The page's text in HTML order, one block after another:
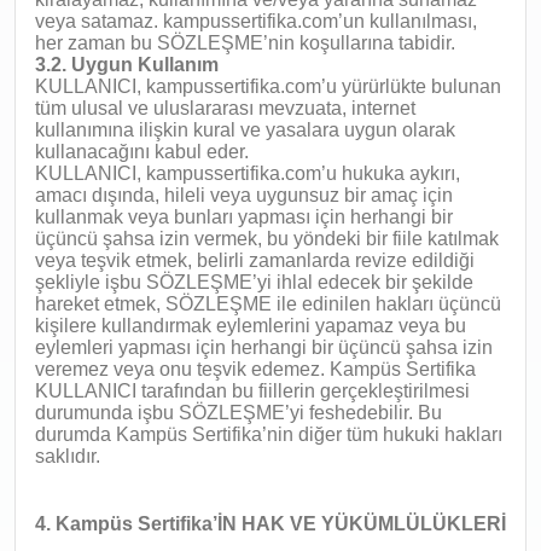
veya satamaz. kampussertifika.com’un kullanılması,
her zaman bu SÖZLEŞME’nin koşullarına tabidir.
3.2. Uygun Kullanım
KULLANICI, kampussertifika.com’u yürürlükte bulunan
tüm ulusal ve uluslararası mevzuata, internet
kullanımına ilişkin kural ve yasalara uygun olarak
kullanacağını kabul eder.
KULLANICI, kampussertifika.com’u hukuka aykırı,
amacı dışında, hileli veya uygunsuz bir amaç için
kullanmak veya bunları yapması için herhangi bir
üçüncü şahsa izin vermek, bu yöndeki bir fiile katılmak
veya teşvik etmek, belirli zamanlarda revize edildiği
şekliyle işbu SÖZLEŞME’yi ihlal edecek bir şekilde
hareket etmek, SÖZLEŞME ile edinilen hakları üçüncü
kişilere kullandırmak eylemlerini yapamaz veya bu
eylemleri yapması için herhangi bir üçüncü şahsa izin
veremez veya onu teşvik edemez. Kampüs Sertifika
KULLANICI tarafından bu fiillerin gerçekleştirilmesi
durumunda işbu SÖZLEŞME’yi feshedebilir. Bu
durumda Kampüs Sertifika’nin diğer tüm hukuki hakları
saklıdır.
4. Kampüs Sertifika’İN HAK VE YÜKÜMLÜLÜKLERİ